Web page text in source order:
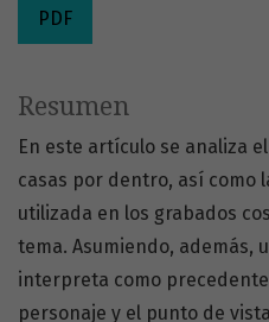
PDF
Resumen
En este artículo se analiza
casas por dentro, así como
utilizada en los grabados
tema. Asumiendo, además,
interpreta como
personaje y el punto de